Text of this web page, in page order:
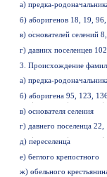
а) предка-
б) аборигенов 18, 19,
в) основателей селений
г) давних поселенцев
3. Происхождение
а) предка-
б) аборигена 95, 123,
в) основателя селения
г) давнего поселенца
д) переселенца
е) беглого крепостного
ж) обельного